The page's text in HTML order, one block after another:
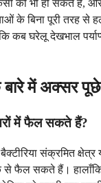
को भी हो सकते हैं,
के बिना पूरी तरह से
कि कब घरेलू देखभाल
में अक्सर
में फैल सकते हैं?
संक्रमित
से फैल सकते हैं।